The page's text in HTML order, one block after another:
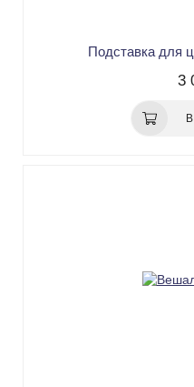
Подставка для
3